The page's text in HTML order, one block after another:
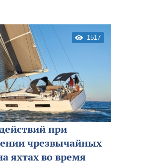
1517
при
чрезвычайных
яхтах во время